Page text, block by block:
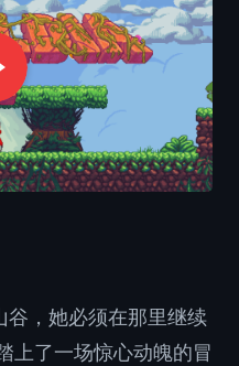
，她必须在那里继续
上了一场惊心动魄的冒